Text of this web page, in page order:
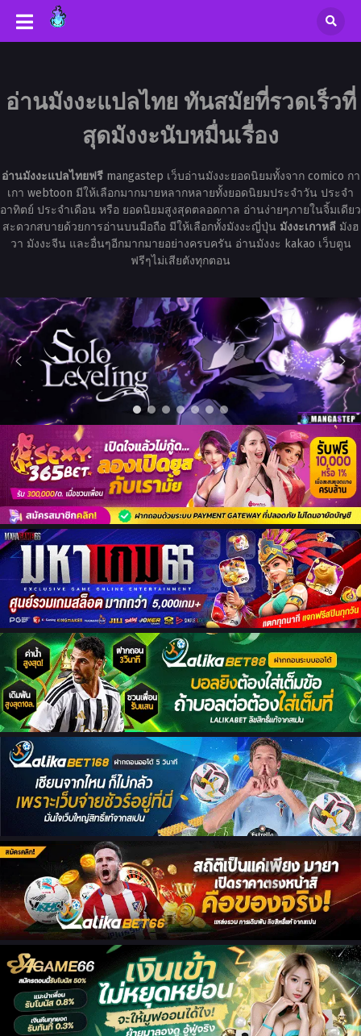
อ่านมังงะแปลไทย ทันสมัยที่รวดเร็วที่
สุดมังงะนับหมื่นเรื่อง
อ่านมังงะแปลไทยฟรีmangastep เว็บอ่านมังงะยอดนิยมทั้งจาก comico กา
เกา webtoon มีให้เลือกมากมายหลากหลายทั้งยอดนิยมประจำวัน ประจำ
อาทิตย์ ประจำเดือน หรือ ยอดนิยมสูงสุดตลอดกาล อ่านง่ายๆภายในจิ้มเดียว
สะดวกสบายด้วยการอ่านบนมือถือ มีให้เลือกทั้งมังงะญี่ปุ่น มังงะเกาหลีมังฮ
วา มังงะจีน และอื่นๆอีกมากมายอย่างครบครัน อ่านมังงะ kakao เว็บตูน
ฟรีๆไม่เสียตังทุกตอน